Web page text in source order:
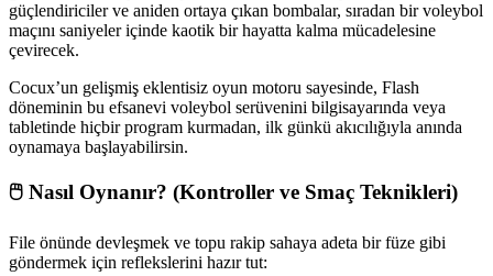
güçlendiriciler ve aniden ortaya çıkan bombalar, sıradan bir voleybol
maçını saniyeler içinde kaotik bir hayatta kalma mücadelesine
çevirecek.
Cocux’un gelişmiş eklentisiz oyun motoru sayesinde, Flash
döneminin bu efsanevi voleybol serüvenini bilgisayarında veya
tabletinde hiçbir program kurmadan, ilk günkü akıcılığıyla anında
oynamaya başlayabilirsin.
🖱️ Nasıl Oynanır? (Kontroller ve Smaç Teknikleri)
File önünde devleşmek ve topu rakip sahaya adeta bir füze gibi
göndermek için reflekslerini hazır tut: